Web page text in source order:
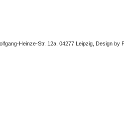
Heinze-Str. 12a, 04277 Leipzig, Design by